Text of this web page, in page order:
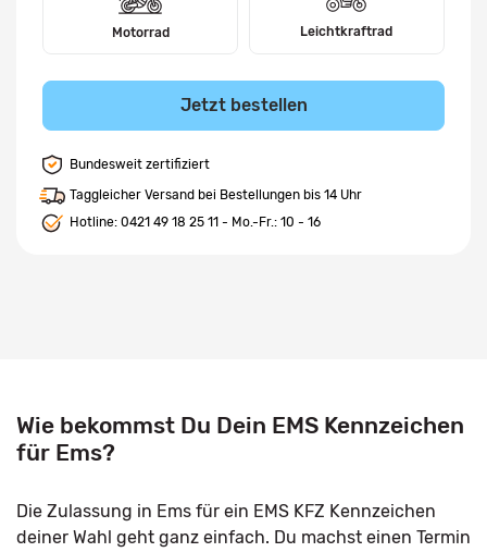
Motorrad Leichtkraftrad
Jetzt bestellen
Bundesweit zertifiziert
Taggleicher Versand bei Bestellungen bis 14 Uhr
Hotline: 0421 49 18 25 11 - Mo.-Fr.: 10 - 16
Wie bekommst Du Dein EMS Kennzeichen
für Ems?
Die Zulassung in Ems für ein EMS KFZ Kennzeichen
deiner Wahl geht ganz einfach. Du machst einen Termin